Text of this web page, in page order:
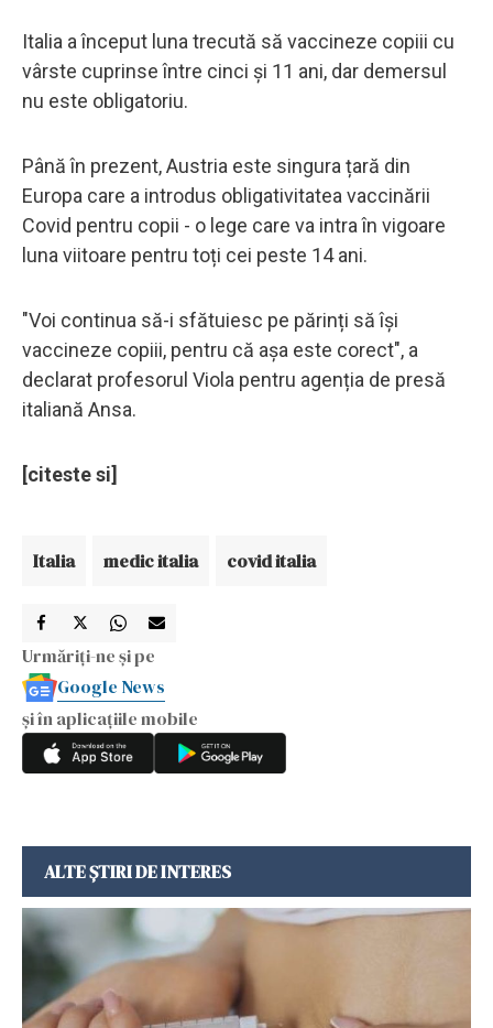
Italia a început luna trecută să vaccineze copiii cu
vârste cuprinse între cinci și 11 ani, dar demersul
nu este obligatoriu.
Până în prezent, Austria este singura țară din
Europa care a introdus obligativitatea vaccinării
Covid pentru copii - o lege care va intra în vigoare
luna viitoare pentru toți cei peste 14 ani.
"Voi continua să-i sfătuiesc pe părinți să își
vaccineze copiii, pentru că așa este corect", a
declarat profesorul Viola pentru agenția de presă
italiană Ansa.
[citeste si]
Italia medic italia covid italia
Urmăriți-ne și pe
Google News
și în aplicațiile mobile
ALTE ȘTIRI DE INTERES